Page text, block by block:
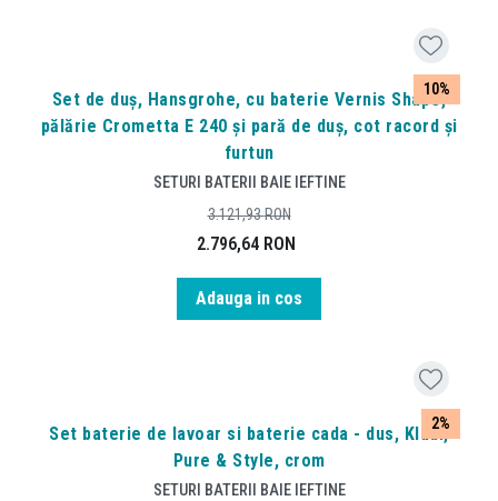
10%
Set de duș, Hansgrohe, cu baterie Vernis Shape,
pălărie Crometta E 240 și pară de duș, cot racord și
furtun
SETURI BATERII BAIE IEFTINE
2.796,64 RON
3.121,93RON
Adauga in cos
2%
Set baterie de lavoar si baterie cada - dus, Kludi,
Pure & Style, crom
SETURI BATERII BAIE IEFTINE